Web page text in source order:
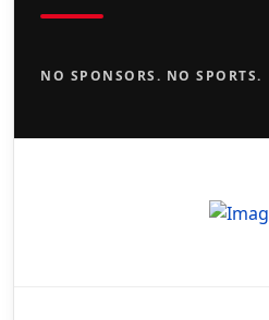
NO SPONSORS. NO SPORTS.